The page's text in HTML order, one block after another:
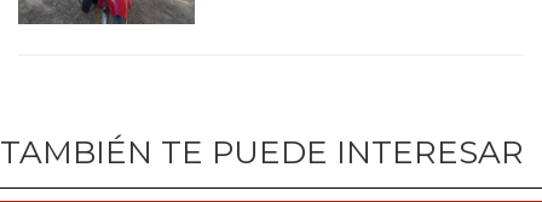
TAMBIÉN TE PUEDE INTERESAR